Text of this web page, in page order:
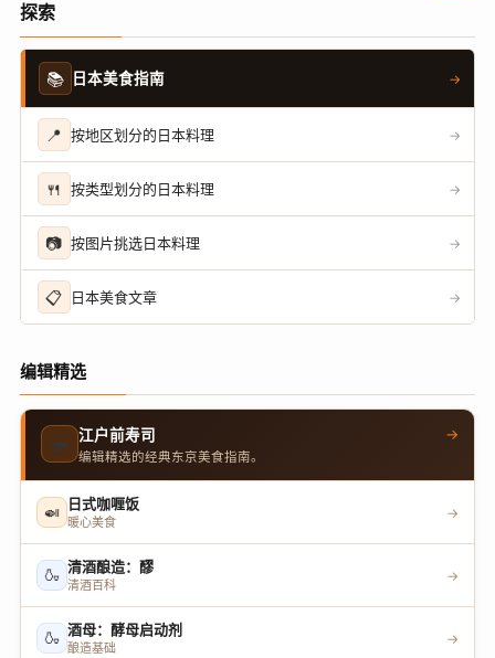
探索
📚 日本美食指南 →
📍 按地区划分的日本料理 →
🍴 按类型划分的日本料理 →
📷 按图片挑选日本料理 →
📋 日本美食文章 →
编辑精选
🍣 江户前寿司
编辑精选的经典东京美食指南。
→
🍛 日式咖喱饭
暖心美食
→
🍶 清酒酿造：醪
清酒百科
→
🍶 酒母：酵母启动剂
酿造基础
→